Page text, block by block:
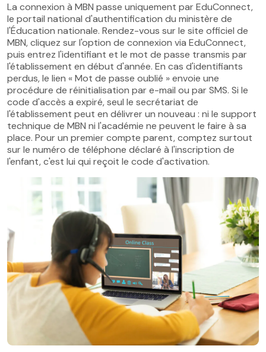
La connexion à MBN passe uniquement par EduConnect,
le portail national d'authentification du ministère de
l'Éducation nationale. Rendez-vous sur le site officiel de
MBN, cliquez sur l'option de connexion via EduConnect,
puis entrez l'identifiant et le mot de passe transmis par
l'établissement en début d'année. En cas d'identifiants
perdus, le lien « Mot de passe oublié » envoie une
procédure de réinitialisation par e-mail ou par SMS. Si le
code d'accès a expiré, seul le secrétariat de
l'établissement peut en délivrer un nouveau : ni le support
technique de MBN ni l'académie ne peuvent le faire à sa
place. Pour un premier compte parent, comptez surtout
sur le numéro de téléphone déclaré à l'inscription de
l'enfant, c'est lui qui reçoit le code d'activation.